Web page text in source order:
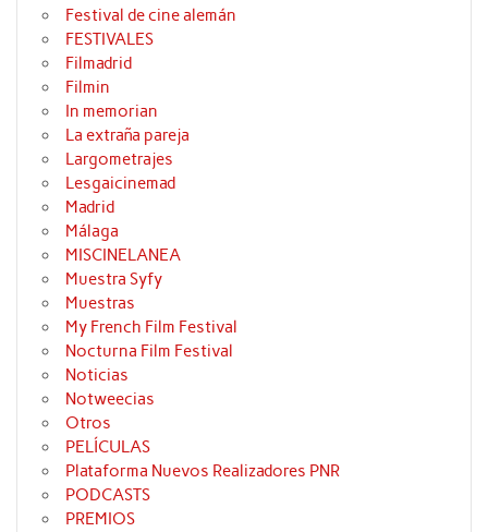
Festival de cine alemán
FESTIVALES
Filmadrid
Filmin
In memorian
La extraña pareja
Largometrajes
Lesgaicinemad
Madrid
Málaga
MISCINELANEA
Muestra Syfy
Muestras
My French Film Festival
Nocturna Film Festival
Noticias
Notweecias
Otros
PELÍCULAS
Plataforma Nuevos Realizadores PNR
PODCASTS
PREMIOS